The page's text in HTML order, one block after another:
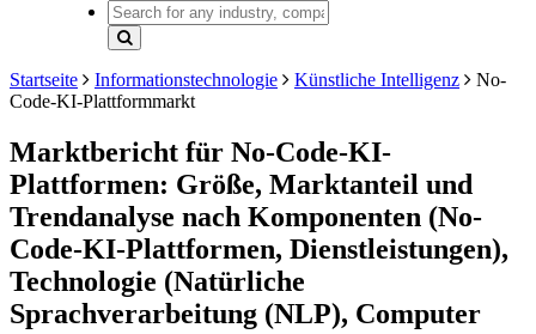
Startseite Informationstechnologie Künstliche Intelligenz
No-
Code-KI-Plattformmarkt
Marktbericht für No-Code-KI-
Plattformen: Größe, Marktanteil und
Trendanalyse nach Komponenten (No-
Code-KI-Plattformen, Dienstleistungen),
Technologie (Natürliche
Sprachverarbeitung (NLP), Computer